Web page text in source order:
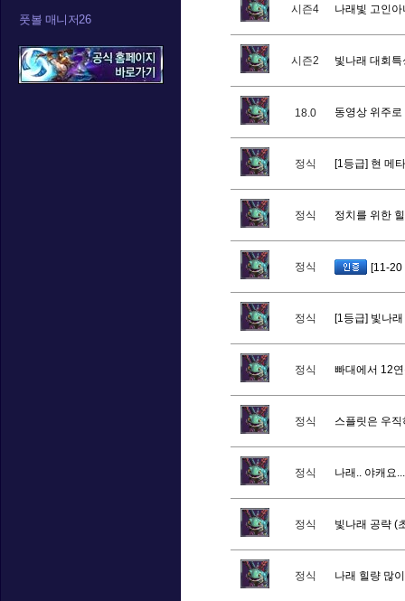
풋볼 매니저26
시즌4 나래빛 고인
시즌2 빛나래 대회특
18.0 동영상 위주
정식 [1등급] 현 메
정식 정치를 위한
정식 [11-20
정식 [1등급] 빛나
정식 빠대에서 12
정식 스플릿은 우직
정식 나래.. 야캐요
정식 빛나래 공략 (
정식 나래 힐량 많